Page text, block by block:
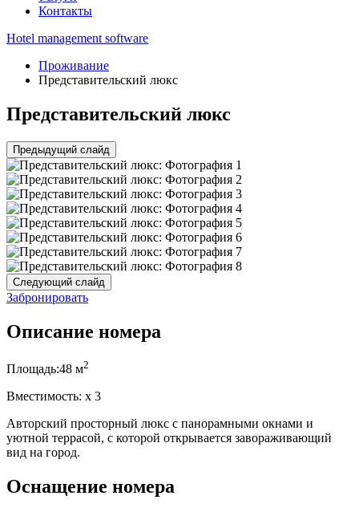
Контакты
Hotel management software
Проживание
Представительский люкс
Представительский люкс
Предыдущий слайд
Следующий слайд
Забронировать
Описание номера
Площадь:48 м2
Вместимость: x 3
Авторский просторный люкс с панорамными окнами и
уютной террасой, с которой открывается завораживающий
вид на город.
Оснащение номера